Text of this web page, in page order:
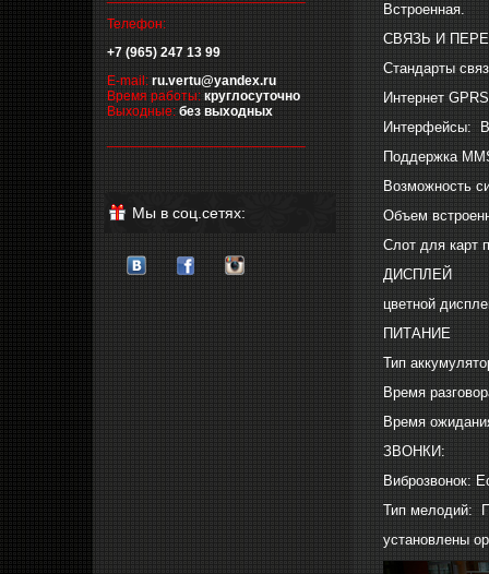
Телефон:
+7 (965) 247 13 99
E-mail: ru.vertu@yandex.ru
Время работы: круглосуточно
Выходные: без выходных
Мы в соц.сетях:
Встроенная.
СВЯЗЬ И
Стандарты
Интернет GPRS
Интерфейсы:
Поддержка
Возможность
Объем
Слот для карт
ДИСПЛЕЙ
цветной
ПИТАНИЕ
Тип
Время
Время
ЗВОНКИ:
Виброзвонок:
Тип мелодий:
установлены